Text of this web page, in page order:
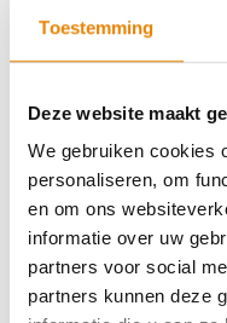
Toestemming
Deze website maakt
We gebruiken cookies
personaliseren, om
en om ons
informatie over uw
partners voor social
partners kunnen deze
Euraudax Sinaai
Zaterdag 19
Sinaai (Sint-
Gewijzigd